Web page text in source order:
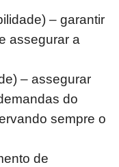
– garantir
assegurar a
– assegurar
do
sempre o
de